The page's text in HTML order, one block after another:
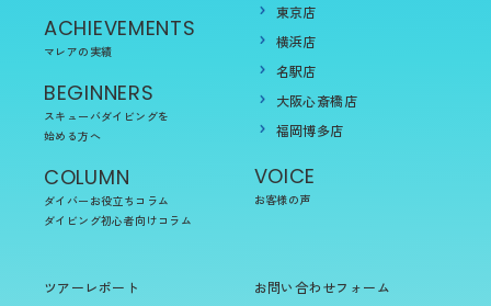
ACHIEVEMENTS
マレアの実績
BEGINNERS
スキューバダイビングを
始める方へ
COLUMN
ダイバーお役立ちコラム
ダイビング初心者向けコラム
東京店
横浜店
名駅店
大阪心斎橋店
福岡博多店
VOICE
お客様の声
ツアーレポート
お問い合わせフォーム